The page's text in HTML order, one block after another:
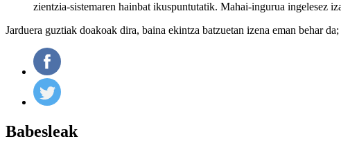
zientzia-sistemaren hainbat ikuspuntutatik. Mahai-ingurua ingelesez
Jarduera guztiak doakoak dira, baina ekintza batzuetan izena eman behar da;
Babesleak